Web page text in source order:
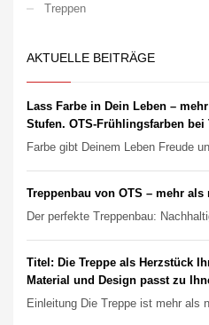
Treppen
AKTUELLE BEITRÄGE
Lass Farbe in Dein Leben –
Stufen. OTS-Frühlingsfarben bei
Farbe gibt Deinem Leben Freude
Treppenbau von OTS – mehr
Der perfekte Treppenbau:
Titel: Die Treppe als Herzstück
Material und Design passt zu
Einleitung Die Treppe ist mehr als